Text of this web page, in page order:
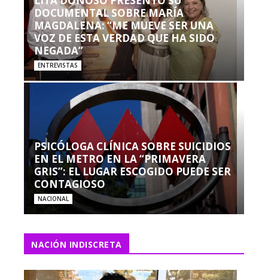
DOCUMENTAL SOBRE MARÍA
MAGDALENA: “ME MUEVE SER UNA
VOZ DE ESTA VERDAD QUE HA SIDO
NEGADA”
ENTREVISTAS
PSICÓLOGA CLÍNICA SOBRE SUICIDIOS
EN EL METRO EN LA “PRIMAVERA
GRIS”: EL LUGAR ESCOGIDO PUEDE SER
CONTAGIOSO
NACIONAL
NACIÓN INDISCRETA